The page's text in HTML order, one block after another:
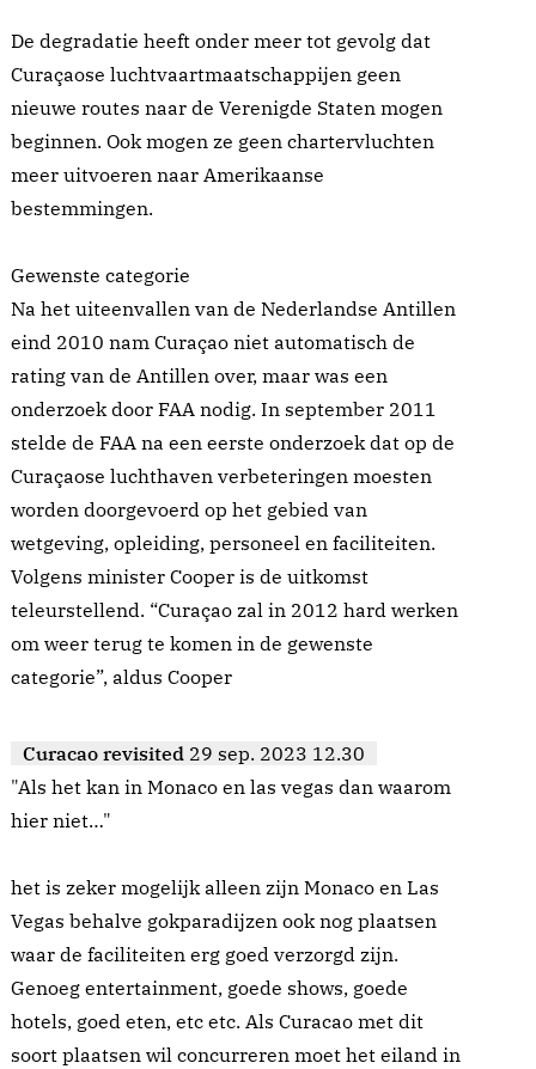
De degradatie heeft onder meer tot gevolg dat
Curaçaose luchtvaartmaatschappijen geen
nieuwe routes naar de Verenigde Staten mogen
beginnen. Ook mogen ze geen chartervluchten
meer uitvoeren naar Amerikaanse
bestemmingen.
Gewenste categorie
Na het uiteenvallen van de Nederlandse Antillen
eind 2010 nam Curaçao niet automatisch de
rating van de Antillen over, maar was een
onderzoek door FAA nodig. In september 2011
stelde de FAA na een eerste onderzoek dat op de
Curaçaose luchthaven verbeteringen moesten
worden doorgevoerd op het gebied van
wetgeving, opleiding, personeel en faciliteiten.
Volgens minister Cooper is de uitkomst
teleurstellend. “Curaçao zal in 2012 hard werken
om weer terug te komen in de gewenste
categorie”, aldus Cooper
Curacao revisited 29 sep. 2023 12.30
"Als het kan in Monaco en las vegas dan waarom
hier niet…"
het is zeker mogelijk alleen zijn Monaco en Las
Vegas behalve gokparadijzen ook nog plaatsen
waar de faciliteiten erg goed verzorgd zijn.
Genoeg entertainment, goede shows, goede
hotels, goed eten, etc etc. Als Curacao met dit
soort plaatsen wil concurreren moet het eiland in